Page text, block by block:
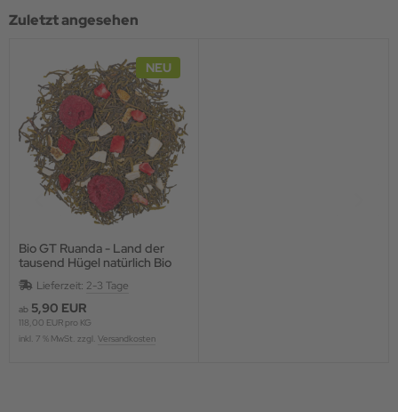
Zuletzt angesehen
NEU
Bio GT Ruanda - Land der
tausend Hügel natürlich Bio
Grüntee mit Fruchtstücken,
aromatisier
Lieferzeit: 2-3 Tage
ab 5,90 EUR
118,00 EUR pro KG
inkl. 7 % MwSt. zzgl. Versandkosten